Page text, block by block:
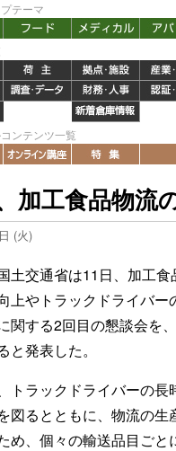
テーマ
ンテンツ一覧
加工食品物流
(火)
土交通省は11日、加工食
上やトラックドライバー
関する2回目の懇談会を
と発表した。
トラックドライバーの長
図るとともに、物流の生
め、個々の輸送品目ごと